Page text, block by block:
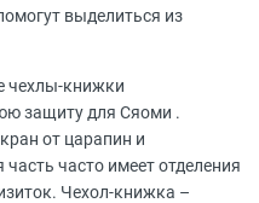
выделиться из
чехлы-книжки
защиту для Сяоми .
от царапин и
часто имеет отделения
Чехол-книжка –